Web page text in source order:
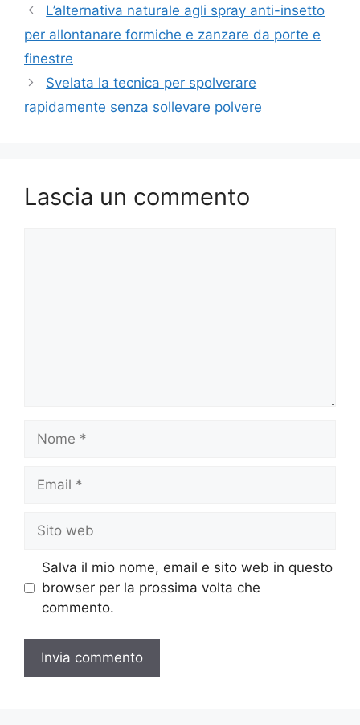
L’alternativa naturale agli spray anti-insetto
per allontanare formiche e zanzare da porte e
finestre
Svelata la tecnica per spolverare
rapidamente senza sollevare polvere
Lascia un commento
Nome
Email
Sito
web
Salva il mio nome, email e sito web in questo
browser per la prossima volta che
commento.